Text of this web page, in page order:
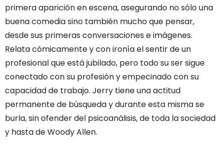
primera aparición en escena, asegurando no sólo una
buena comedia sino también mucho que pensar,
desde sus primeras conversaciones e imágenes.
Relata cómicamente y con ironía el sentir de un
profesional que está jubilado, pero todo su ser sigue
conectado con su profesión y empecinado con su
capacidad de trabajo. Jerry tiene una actitud
permanente de búsqueda y durante esta misma se
burla, sin ofender del psicoanálisis, de toda la sociedad
y hasta de Woody Allen.